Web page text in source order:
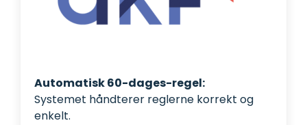
Automatisk 60-dages-regel:
Systemet håndterer reglerne korrekt og
enkelt.